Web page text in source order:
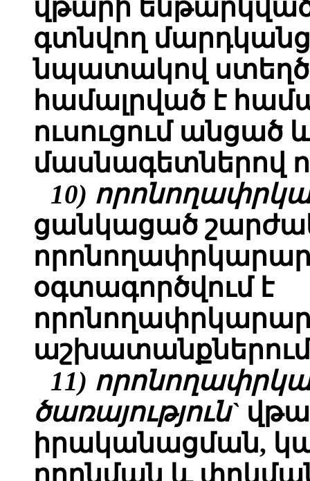
վթարի
գտնվող մարդկանց
նպատակով
համալրված է
ուսուցում անցած
մասնագետներով
10)
ցանկացած
օգտագործվում է
11)
ծառայություն`
իրականացման,
որոնման և